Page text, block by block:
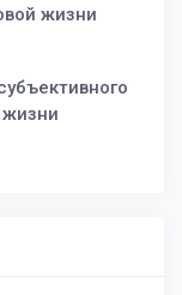
жизни
жизни